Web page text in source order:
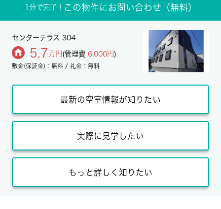
1分で完了！ この物件にお問い合わせ（無料）
センターテラス 304
5.7 万円 (管理費 6,000円)
敷金(保証金)：無料 / 礼金：無料
最新の空室情報が知りたい
実際に見学したい
もっと詳しく知りたい